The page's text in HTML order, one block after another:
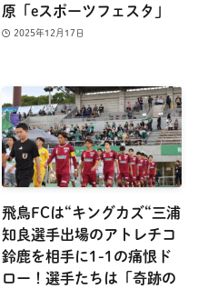
原「eスポーツフェスタ」
2025年12月17日
飛鳥FCは“キングカズ“三浦
知良選手出場のアトレチコ
鈴鹿を相手に1-1の痛恨ド
ロー！選手たちは「奇跡の